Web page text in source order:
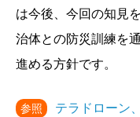
は今後、今回の知見
治体との防災訓練を
進める方針です。
参照
テラドローン